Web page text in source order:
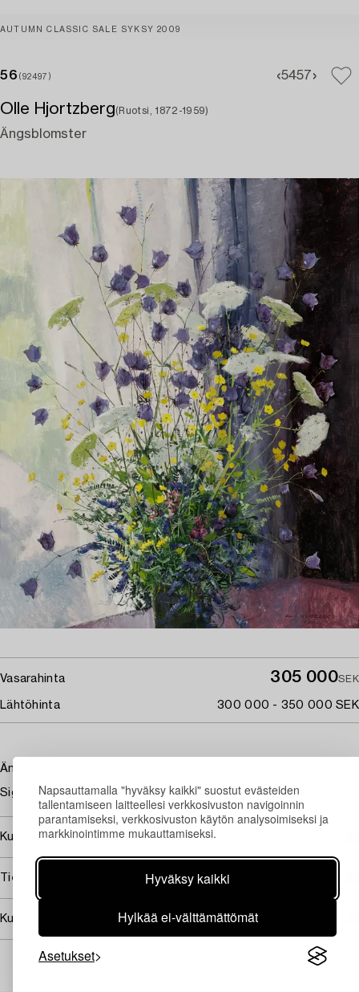
Napsauttamalla "hyväksy kaikki" suostut evästeiden
tallentamiseen laitteellesi verkkosivuston navigoinnin
parantamiseksi, verkkosivuston käytön analysoimiseksi ja
markkinointimme mukauttamiseksi.
Hyväksy kaikki
Hylkää ei-välttämättömät
Asetukset
AUTUMN CLASSIC SALE SYKSY 2009
56 (92497) 5457
Olle Hjortzberg(Ruotsi, 1872-1959)
Ängsblomster
Vasarahinta 305 000SEK
Lähtöhinta 300 000 - 350 000 SEK
Ängsblomster
Signerad Olle Hjortzberg och daterad 1942. Pannå 100 x 81 cm.
Kuuluu jälleenmyyntikorvauksen piiriin
Tietoa ostamisesta
Kuvan käyttöoikeudet